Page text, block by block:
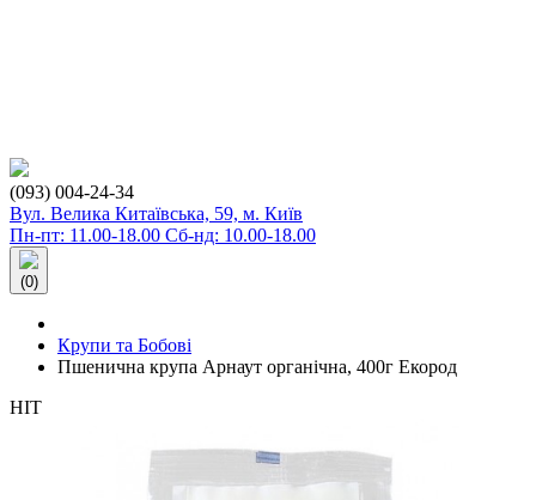
(093) 004-24-34
Вул. Велика Китаївська, 59, м. Київ
Пн-пт: 11.00-18.00 Сб-нд: 10.00-18.00
(0)
Крупи та Бобові
Пшенична крупа Арнаут органічна, 400г Екород
HIT